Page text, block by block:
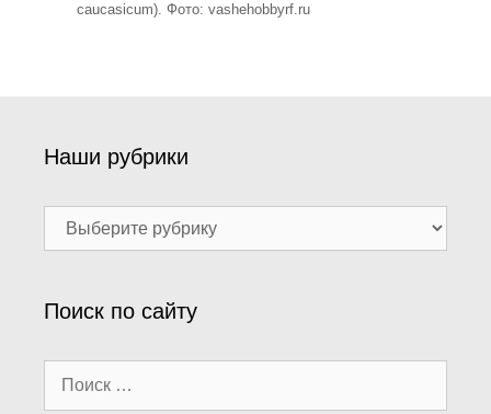
caucasicum). Фото: vashehobbyrf.ru
Наши рубрики
Наши
рубрики
Поиск по сайту
Поиск: